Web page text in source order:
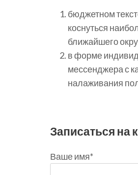
бюджетном
коснуться
ближайшего
в форме
мессенджера с
налаживания
Записаться на
Ваше имя*